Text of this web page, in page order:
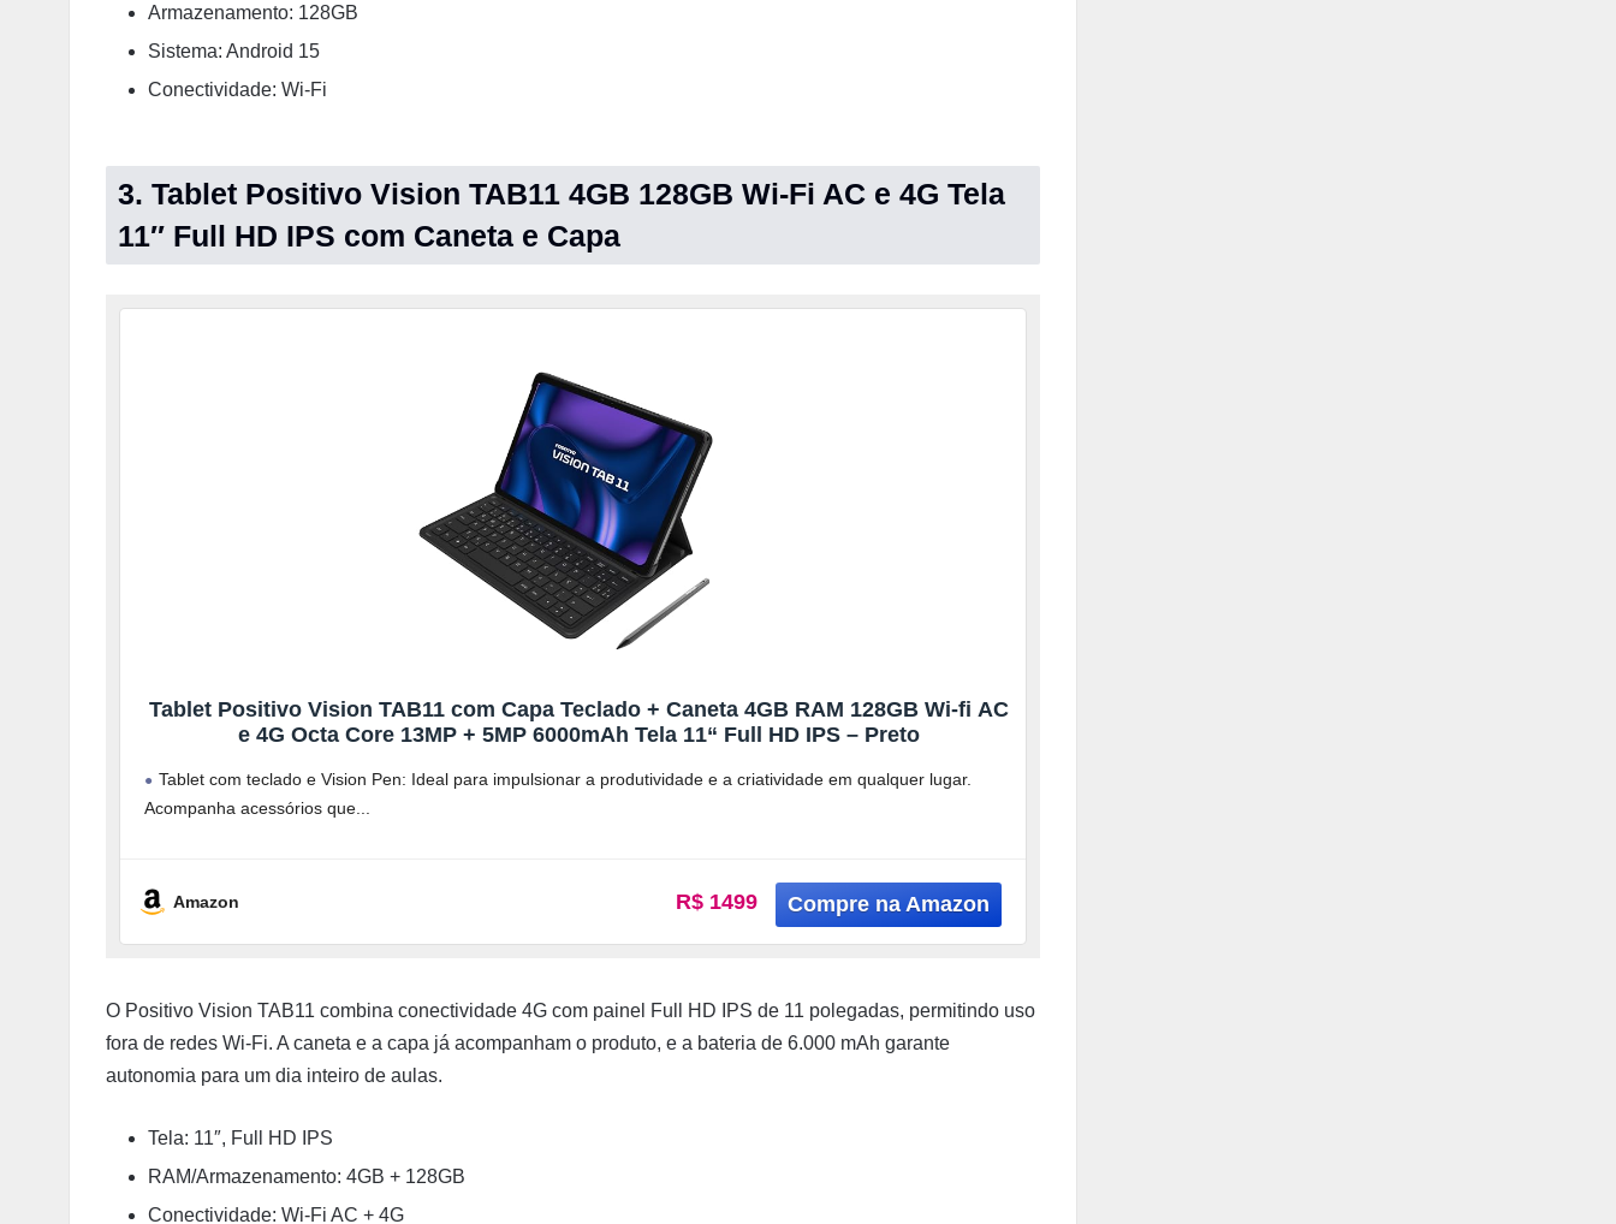
Armazenamento: 128GB
Sistema: Android 15
Conectividade: Wi-Fi
3. Tablet Positivo Vision TAB11 4GB 128GB Wi-Fi AC e 4G Tela
11″ Full HD IPS com Caneta e Capa
Tablet Positivo Vision TAB11 com Capa Teclado + Caneta 4GB RAM 128GB Wi-fi AC
e 4G Octa Core 13MP + 5MP 6000mAh Tela 11“ Full HD IPS – Preto
Tablet com teclado e Vision Pen: Ideal para impulsionar a produtividade e a criatividade em qualquer lugar.
Acompanha acessórios que
Amazon R$ 1499
O Positivo Vision TAB11 combina conectividade 4G com painel Full HD IPS de 11 polegadas, permitindo uso
fora de redes Wi-Fi. A caneta e a capa já acompanham o produto, e a bateria de 6.000 mAh garante
autonomia para um dia inteiro de aulas.
Tela: 11″, Full HD IPS
RAM/Armazenamento: 4GB + 128GB
Conectividade: Wi-Fi AC + 4G